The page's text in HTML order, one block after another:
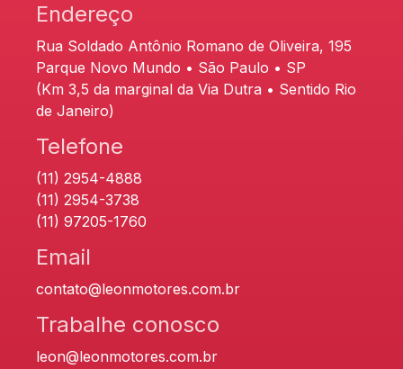
Endereço
Rua Soldado Antônio Romano de Oliveira, 195
Parque Novo Mundo • São Paulo • SP
(Km 3,5 da marginal da Via Dutra • Sentido Rio
de Janeiro)
Telefone
(11) 2954-4888
(11) 2954-3738
(11) 97205-1760
Email
contato@leonmotores.com.br
Trabalhe conosco
leon@leonmotores.com.br